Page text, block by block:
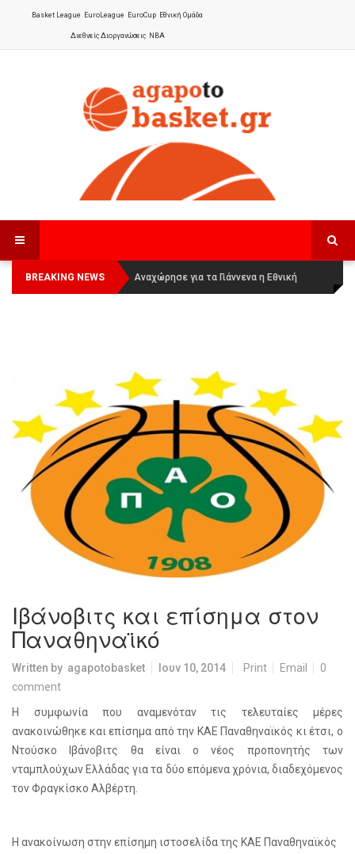
Basket League EuroLeague EuroCup Εθνική Ομάδα
Διεθνείς Διοργανώσεις NBA
BREAKING NEWS
Οι Πάνθηρες Καβάλας στην Women
Basketball League 1
Αναχώρησε για τα Γιάννενα η Εθνική
Γυναικών:
Ιβάνοβιτς και επίσημα στον
Παναθηναϊκό
Written by agapotobasket Ιουν 10, 2014 Print Email
0
comment
Η συμφωνία που αναμενόταν τις τελευταίες μέρες
ανακοινώθηκε και επίσημα από την ΚΑΕ Παναθηναϊκός κι έτσι, ο
Ντούσκο Ιβάνοβιτς θα είναι ο νέος προπονητής των
νταμπλούχων Ελλάδας για τα δύο επόμενα χρόνια, διαδεχόμενος
τον Φραγκίσκο Αλβέρτη.
Η ανακοίνωση στην επίσημη ιστοσελίδα της ΚΑΕ Παναθηναϊκός